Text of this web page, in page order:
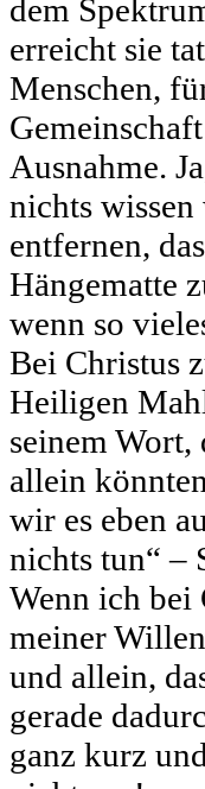
dem
erreicht sie
Menschen,
Ausnahme.
nichts
entfernen,
Hängematte
wenn so
Bei Christus
Heiligen
seinem Wort,
allein
wir es eben
nichts tun“ –
Wenn ich bei
meiner
und allein,
gerade
ganz kurz